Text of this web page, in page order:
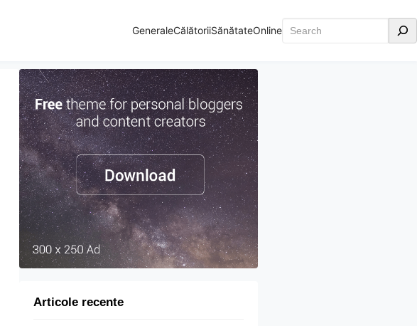
GeneraleCălătoriiSănătateOnlineCaută
Articole recente